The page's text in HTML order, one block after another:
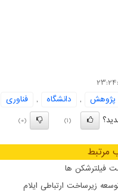
پژوهش , دانشگاه ,
فناوری
(1)
(0)
مرتبط
فیلترشکن ها
زیرساخت ارتباطی ایلام